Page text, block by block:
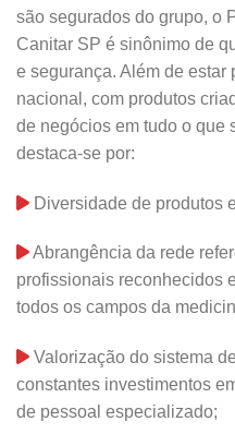
são segurados do grupo, o
Canitar SP é sinônimo de
e segurança. Além de estar
nacional, com produtos
de negócios em tudo o que
destaca-se por:
Diversidade de produtos
Abrangência da rede
profissionais reconhecidos
todos os campos da
Valorização do sistema
constantes investimentos
de pessoal especializado;